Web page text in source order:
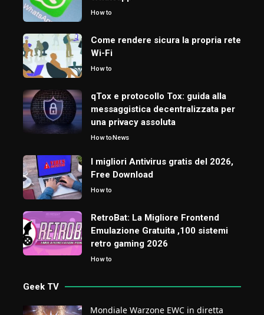
How to
Come rendere sicura la propria rete
Wi-Fi
How to
qTox e protocollo Tox: guida alla
messaggistica decentralizzata per
una privacy assoluta
How toNews
I migliori Antivirus gratis del 2026,
Free Download
How to
RetroBat: La Migliore Frontend
Emulazione Gratuita ,100 sistemi
retro gaming 2026
How to
Geek TV
Mondiale Warzone EWC in diretta